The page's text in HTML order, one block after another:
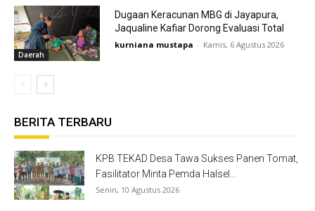
Daerah
Dugaan Keracunan MBG di Jayapura,
Jaqualine Kafiar Dorong Evaluasi Total
kurniana mustapa - Kamis, 6 Agustus 2026
BERITA TERBARU
KPB TEKAD Desa Tawa Sukses Panen Tomat,
Fasilitator Minta Pemda Halsel...
Senin, 10 Agustus 2026